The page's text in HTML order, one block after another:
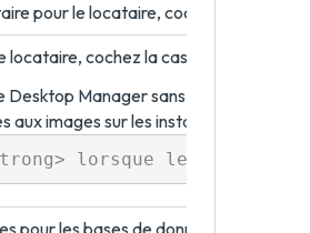
pour le locataire, cochez la case.
locataire, cochez la case. Si
Desktop Manager sans devoir cloner
aux images sur les instances de
pour les bases de données AVDB et